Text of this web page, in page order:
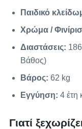
Παιδικό
Χρώμα /
Διαστάσεις:
Βάθος)
Βάρος: 62 kg
Εγγύηση: 4 έτη
Γιατί